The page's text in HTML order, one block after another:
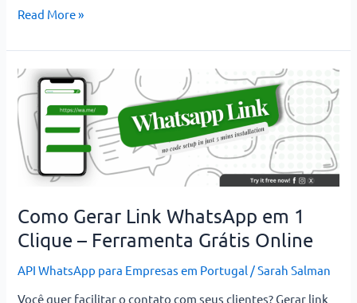
Read More »
Como Gerar Link WhatsApp em 1
Clique – Ferramenta Grátis Online
API WhatsApp para Empresas em Portugal /Sarah Salman
Você quer facilitar o contato com seus clientes? Gerar link
Como
Gerar
Link
WhatsApp
em
–
Ferramenta
Grátis
Online